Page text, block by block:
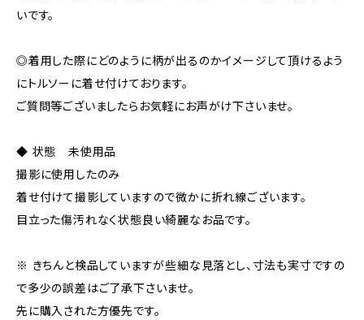
いです。
◎着用した際にどのように柄が出るのかイメージして頂けるよう
にトルソーに着せ付けております。
ご質問等ございましたらお気軽にお声がけ下さいませ。
◆ 状態 未使用品
撮影に使用したのみ
着せ付けて撮影していますので微かに折れ線ございます。
目立った傷汚れなく状態良い綺麗なお品です。
※ きちんと検品していますが些細な見落とし、寸法も実寸ですの
で多少の誤差はご了承下さいませ。
先に購入された方優先です。